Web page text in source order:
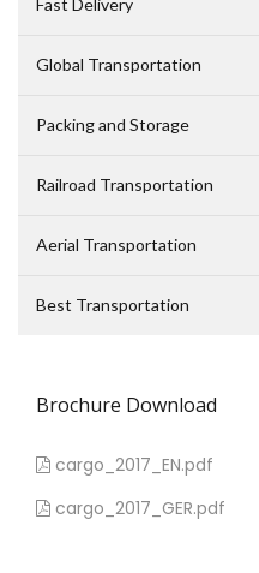
Fast Delivery
Global Transportation
Packing and Storage
Railroad Transportation
Aerial Transportation
Best Transportation
Brochure Download
cargo_2017_EN.pdf
cargo_2017_GER.pdf